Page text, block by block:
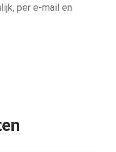
per e-mail en